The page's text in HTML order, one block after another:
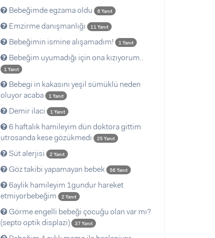
Bebeğimde egzama oldu 6 Yanıt
Emzirme danışmanlığı 11 Yanıt
Bebeğimin ismine alışamadım! 1 Yanıt
Bebeğim uyumadığı için ona kızıyorum..
1 Yanıt
Bebegi in kakasını yeşil sümüklü neden
oluyor acaba
1 Yanıt
Demir ilaci 1 Yanıt
6 haftalık hamileyim dün doktora gittim
utrosanda kese gözükmedi
25 Yanıt
Süt alerjisi 2 Yanıt
Göz takibi yapamayan bebek 56 Yanıt
6aylik hamileyim 1gundur hareket
etmiyorbebeğim
2 Yanıt
Görme engelli bebeği çocuğu olan var mı?
(septo optik displazi)
37 Yanıt